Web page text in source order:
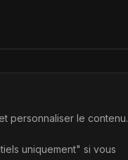
personnaliser le contenu.
uniquement" si vous